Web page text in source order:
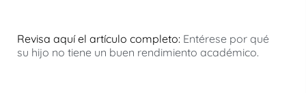
Revisa aquí el artículo completo: Entérese por qué
su hijo no tiene un buen rendimiento académico.